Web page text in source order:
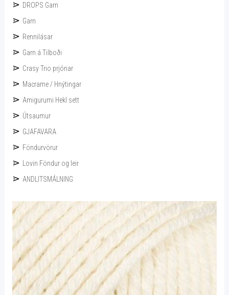
DROPS Garn
Garn
Rennilásar
Garn á Tilboði
Crasy Trio prjónar
Macrame / Hnýtingar
Amigurumi Hekl sett
Útsaumur
GJAFAVARA
Föndurvörur
Lovin Föndur og leir
ANDLITSMÁLNING